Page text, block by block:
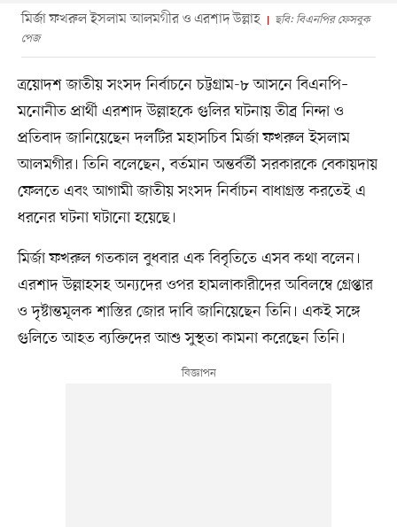
মির্জা ফখরুল ইসলাম আলমগীর ও এরশাদ উল্লাহ
ছবি: বিএনপির ফেসবুক
পেজ
ত্রয়োদশ জাতীয় সংসদ নির্বাচনে চট্টগ্রাম-৮ আসনে বিএনপি–
মনোনীত প্রার্থী এরশাদ উল্লাহকে গুলির ঘটনায় তীব্র নিন্দা ও
প্রতিবাদ জানিয়েছেন দলটির মহাসচিব মির্জা ফখরুল ইসলাম
আলমগীর। তিনি বলেছেন, বর্তমান অন্তর্বর্তী সরকারকে বেকায়দায়
ফেলতে এবং আগামী জাতীয় সংসদ নির্বাচন বাধাগ্রস্ত করতেই এ
ধরনের ঘটনা ঘটানো হয়েছে।
মির্জা ফখরুল গতকাল বুধবার এক বিবৃতিতে এসব কথা বলেন।
এরশাদ উল্লাহসহ অন্যদের ওপর হামলাকারীদের অবিলম্বে গ্রেপ্তার
ও দৃষ্টান্তমূলক শাস্তির জোর দাবি জানিয়েছেন তিনি। একই সঙ্গে
গুলিতে আহত ব্যক্তিদের আশু সুস্থতা কামনা করেছেন তিনি।